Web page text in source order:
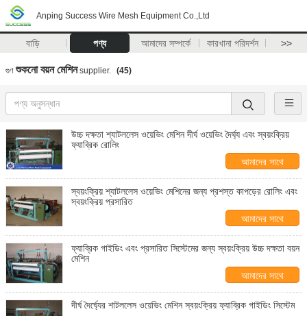
Anping Success Wire Mesh Equipment Co.,Ltd
বাড়ি পণ্য আমাদের সম্পর্কে কারখানা পরিদর্শন >>
গুণশুকনো বয়ন মেশিনsupplier. (45)
উচ্চ দক্ষতা শ্যাটললেস ওয়েভিং মেশিন দীর্ঘ ওয়েভিং দৈর্ঘ্য এবং স্বয়ংক্রিয়
ফ্যাব্রিক রোলিং
আমাদের সাথে
যোগাযোগ করুন
স্বয়ংক্রিয় শ্যাটললেস ওয়েভিং মেশিনের জন্য প্রশস্ত কাপড়ের রোলিং এবং
স্বয়ংক্রিয় প্রসারিত
আমাদের সাথে
যোগাযোগ করুন
ফ্যাব্রিক গাইডিং এবং প্রসারিত সিস্টেমের জন্য স্বয়ংক্রিয় উচ্চ দক্ষতা বয়ন
মেশিন
আমাদের সাথে
যোগাযোগ করুন
দীর্ঘ দৈর্ঘ্যের শাটললেস ওয়েভিং মেশিন স্বয়ংক্রিয় ফ্যাব্রিক গাইডিং সিস্টেম